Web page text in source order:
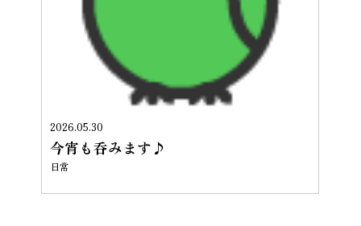
2026.05.30
今宵も呑みます♪
日常